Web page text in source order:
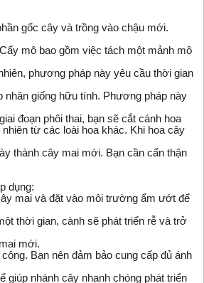
gốc cây và trồng vào chậu mới.
mô bao gồm việc tách một mảnh mô
phương pháp này yêu cầu thời gian
nhân giống hữu tính. Phương pháp này
đoạn phôi thai, bạn sẽ cắt cánh hoa
từ các loài hoa khác. Khi hoa cây
thành cây mai mới. Bạn cần cẩn thận
dụng:
mai và đặt vào môi trường ẩm ướt để
thời gian, cành sẽ phát triển rễ và trở
mới.
Bạn nên đảm bảo cung cấp đủ ánh
nhánh cây nhanh chóng phát triển